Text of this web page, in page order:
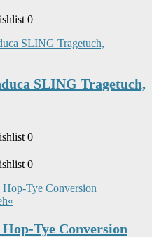
0
SLING Tragetuch,
0
0
Tye Conversion